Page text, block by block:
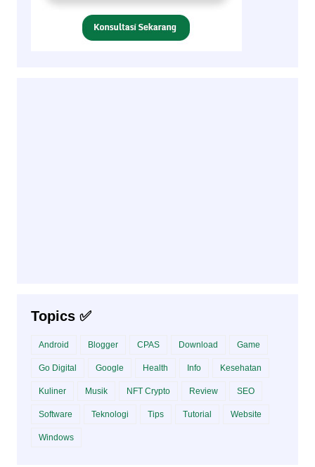
Topics ✅
Android Blogger CPAS Download Game
Go Digital Google Health Info Kesehatan
Kuliner Musik NFT Crypto Review SEO
Software Teknologi Tips Tutorial Website
Windows